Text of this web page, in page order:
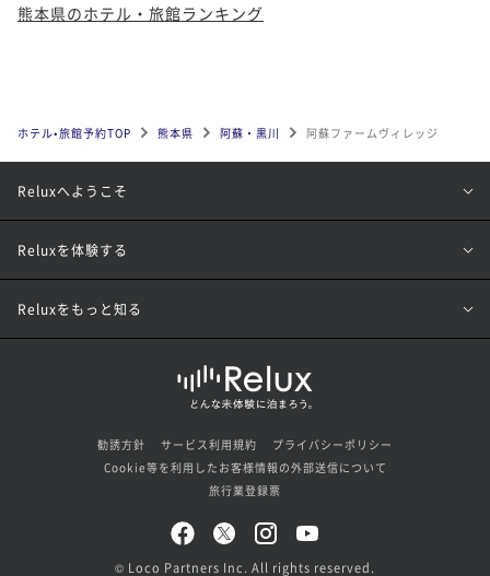
熊本県のホテル・旅館ランキング
ホテル•旅館予約TOP 熊本県 阿蘇・黒川 阿蘇ファームヴィレッジ
Reluxへようこそ
Reluxを体験する
Reluxをもっと知る
勧誘方針 サービス利用規約
プライバシーポリシー
Cookie等を利用したお客様情報の外部送信について
旅行業登録票
© Loco Partners Inc. All rights reserved.